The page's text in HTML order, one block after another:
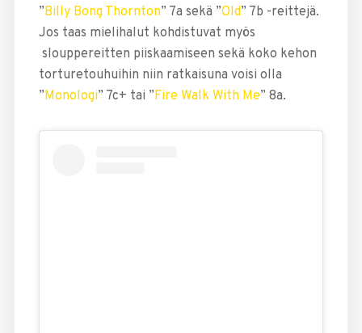
”Billy Bong Thornton” 7a sekä ”Old” 7b -reittejä.
Jos taas mielihalut kohdistuvat myös
slouppereitten piiskaamiseen sekä koko kehon
torturetouhuihin niin ratkaisuna voisi olla
”Monologi” 7c+ tai ”Fire Walk With Me” 8a.